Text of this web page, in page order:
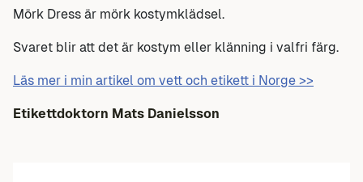
Mörk Dress är mörk kostymklädsel.
Svaret blir att det är kostym eller klänning i valfri färg.
Läs mer i min artikel om vett och etikett i Norge >>
Etikettdoktorn Mats Danielsson